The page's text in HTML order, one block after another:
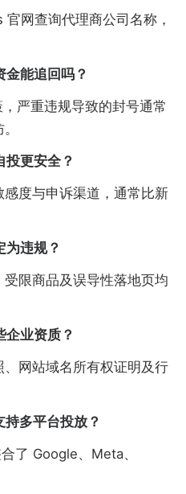
网查询代理商公司名称，
金能追回吗？
严重违规导致的封号通常
投更安全？
度与申诉渠道，通常比新
为违规？
受限商品及误导性落地页均
企业资质？
网站域名所有权证明及行
多平台投放？
了 Google、Meta、